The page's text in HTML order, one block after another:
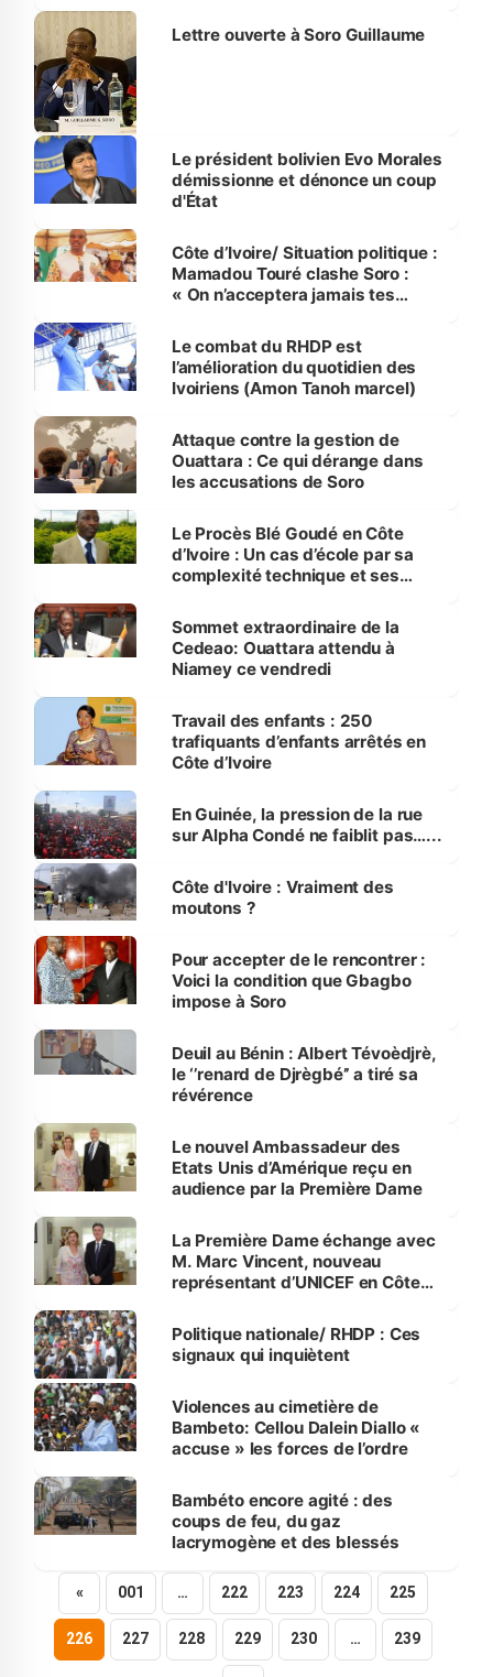
Lettre ouverte à Soro Guillaume
Le président bolivien Evo Morales
démissionne et dénonce un coup
d'État
Côte d’Ivoire/ Situation politique :
Mamadou Touré clashe Soro :
« On n’acceptera jamais tes
Le combat du RHDP est
l’amélioration du quotidien des
Ivoiriens (Amon Tanoh marcel)
Attaque contre la gestion de
Ouattara : Ce qui dérange dans
les accusations de Soro
Le Procès Blé Goudé en Côte
d’Ivoire : Un cas d’école par sa
complexité technique et ses
Sommet extraordinaire de la
Cedeao: Ouattara attendu à
Niamey ce vendredi
Travail des enfants : 250
trafiquants d’enfants arrêtés en
Côte d’Ivoire
En Guinée, la pression de la rue
sur Alpha Condé ne faiblit pas…...
Côte d'Ivoire : Vraiment des
moutons ?
Pour accepter de le rencontrer :
Voici la condition que Gbagbo
impose à Soro
Deuil au Bénin : Albert Tévoèdjrè,
le ‘’renard de Djrègbé’’ a tiré sa
révérence
Le nouvel Ambassadeur des
Etats Unis d’Amérique reçu en
audience par la Première Dame
La Première Dame échange avec
M. Marc Vincent, nouveau
représentant d’UNICEF en Côte
Politique nationale/ RHDP : Ces
signaux qui inquiètent
Violences au cimetière de
Bambeto: Cellou Dalein Diallo «
accuse » les forces de l’ordre
Bambéto encore agité : des
coups de feu, du gaz
lacrymogène et des blessés
« 001 … 222 223 224 225
226 227 228 229 230 … 239